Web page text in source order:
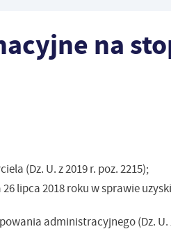
na
(Dz. U. z 2019 r. poz. 2215);
lipca 2018 roku w sprawie
administracyjnego (Dz. U.